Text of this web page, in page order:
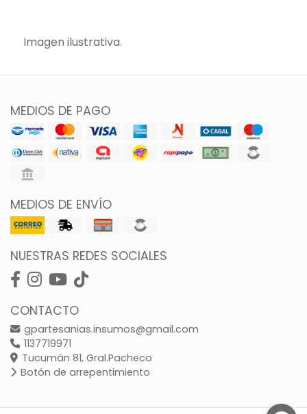
Imagen ilustrativa.
MEDIOS DE PAGO
MEDIOS DE ENVÍO
NUESTRAS REDES SOCIALES
CONTACTO
gpartesanias.insumos@gmail.com
1137719971
Tucumán 81, Gral.Pacheco
Botón de arrepentimiento